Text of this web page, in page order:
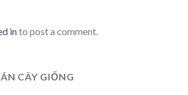
into post a comment.
CÂY GIỐNG